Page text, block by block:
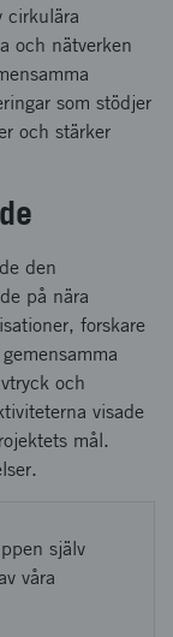
cirkulära
och nätverken
som stödjer
och stärker
den
på nära
forskare
och
visade
mål.
själv
våra